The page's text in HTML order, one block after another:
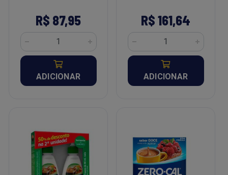
R$ 87,95
ADICIONAR
R$ 161,64
ADICIONAR